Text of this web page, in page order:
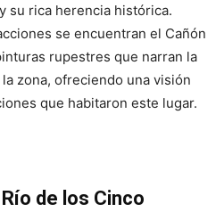
su rica herencia histórica.
se encuentran el Cañón
rupestres que narran la
zona, ofreciendo una visión
que habitaron este lugar.
de los Cinco